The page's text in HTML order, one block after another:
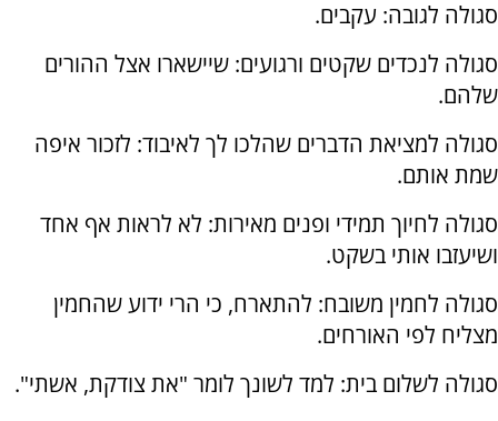
סגולה לגובה: עקבים.
סגולה לנכדים שקטים ורגועים: שיישארו אצל ההורים
שלהם.
סגולה למציאת הדברים שהלכו לך לאיבוד: לזכור איפה
שמת אותם.
סגולה לחיוך תמידי ופנים מאירות: לא לראות אף אחד
ושיעזבו אותי בשקט.
סגולה לחמין משובח: להתארח, כי הרי ידוע שהחמין
מצליח לפי האורחים.
סגולה לשלום בית: למד לשונך לומר "את צודקת, אשתי".